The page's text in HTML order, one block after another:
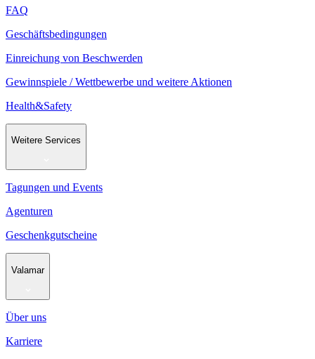
FAQ
Geschäftsbedingungen
Einreichung von Beschwerden
Gewinnspiele / Wettbewerbe und weitere Aktionen
Health&Safety
Weitere Services
Tagungen und Events
Agenturen
Geschenkgutscheine
Valamar
Über uns
Karriere